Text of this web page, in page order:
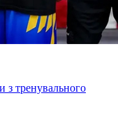
з тренувального